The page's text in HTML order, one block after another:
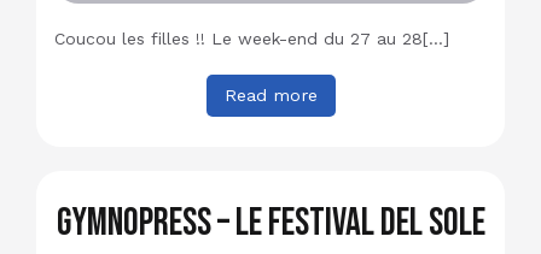
Coucou les filles !! Le week-end du 27 au 28[…]
Read more
GymnoPress – Le festival Del Sole